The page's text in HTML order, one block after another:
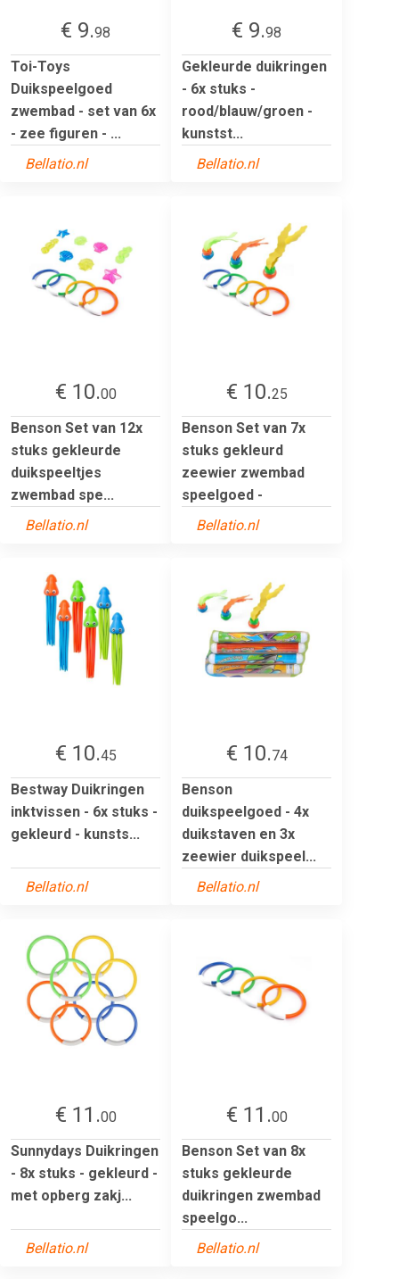
€ 9.98
Toi-Toys
Duikspeelgoed
zwembad - set van 6x
- zee figuren - ...
Bellatio.nl
€ 9.98
Gekleurde duikringen
- 6x stuks -
rood/blauw/groen -
kunstst...
Bellatio.nl
€ 10.00
Benson Set van 12x
stuks gekleurde
duikspeeltjes
zwembad spe...
Bellatio.nl
€ 10.25
Benson Set van 7x
stuks gekleurd
zeewier zwembad
speelgoed -
Bellatio.nl
€ 10.45
Bestway Duikringen
inktvissen - 6x stuks -
gekleurd - kunsts...
Bellatio.nl
€ 10.74
Benson
duikspeelgoed - 4x
duikstaven en 3x
zeewier duikspeel...
Bellatio.nl
€ 11.00
Sunnydays Duikringen
- 8x stuks - gekleurd -
met opberg zakj...
Bellatio.nl
€ 11.00
Benson Set van 8x
stuks gekleurde
duikringen zwembad
speelgo...
Bellatio.nl